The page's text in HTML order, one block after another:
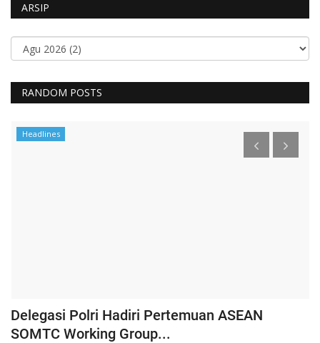
ARSIP
RANDOM POSTS
Headlines
Delegasi Polri Hadiri Pertemuan ASEAN
SOMTC Working Group...